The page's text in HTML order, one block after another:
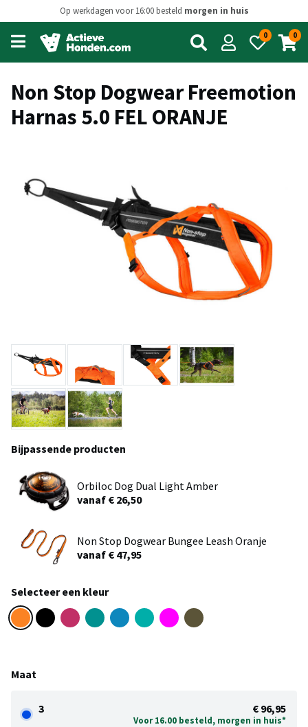
Op werkdagen voor 16:00 besteld morgen in huis
Open
main
menu
0 0
Non Stop Dogwear Freemotion
Harnas 5.0 FEL ORANJE
Bijpassende producten
Orbiloc Dog Dual Light Amber
vanaf € 26,50
Non Stop Dogwear Bungee Leash Oranje
vanaf € 47,95
Selecteer een kleur
Maat
3 € 96,95
Voor 16.00 besteld, morgen in huis*